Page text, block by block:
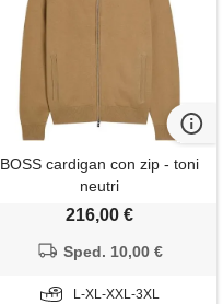
BOSS cardigan con zip - toni
neutri
216,00 €
Sped. 10,00 €
L-XL-XXL-3XL